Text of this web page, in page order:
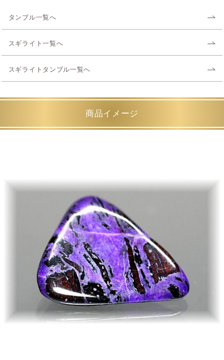
タンブル一覧へ
スギライト一覧へ
スギライトタンブル一覧へ
商品イメージ